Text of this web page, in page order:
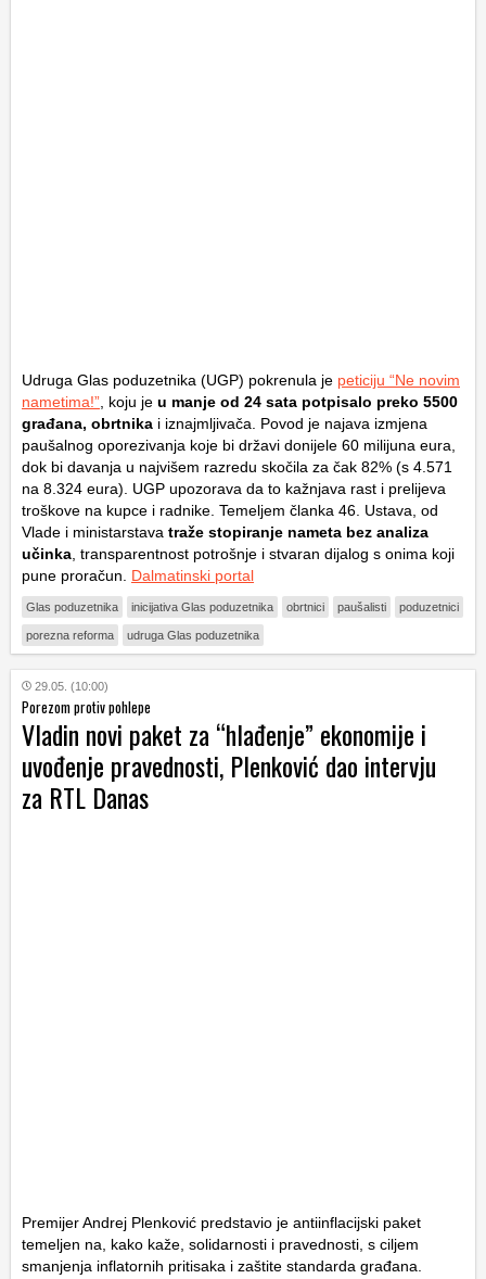
Udruga Glas poduzetnika (UGP) pokrenula je peticiju “Ne novim
nametima!”, koju je u manje od 24 sata potpisalo preko 5500
građana, obrtnika i iznajmljivača. Povod je najava izmjena
paušalnog oporezivanja koje bi državi donijele 60 milijuna eura,
dok bi davanja u najvišem razredu skočila za čak 82% (s 4.571
na 8.324 eura). UGP upozorava da to kažnjava rast i prelijeva
troškove na kupce i radnike. Temeljem članka 46. Ustava, od
Vlade i ministarstava traže stopiranje nameta bez analiza
učinka, transparentnost potrošnje i stvaran dijalog s onima koji
pune proračun. Dalmatinski portal
Glas poduzetnika inicijativa Glas poduzetnika obrtnici paušalisti poduzetnici
porezna reforma udruga Glas poduzetnika
29.05. (10:00)
Porezom protiv pohlepe
Vladin novi paket za “hlađenje” ekonomije i
uvođenje pravednosti, Plenković dao intervju
za RTL Danas
Premijer Andrej Plenković predstavio je antiinflacijski paket
temeljen na, kako kaže, solidarnosti i pravednosti, s ciljem
smanjenja inflatornih pritisaka i zaštite standarda građana.